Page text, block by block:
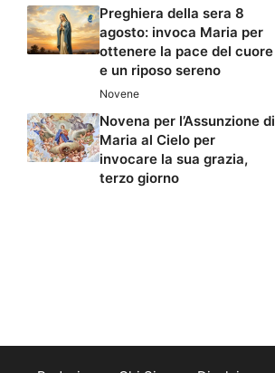
Preghiera della sera 8
agosto: invoca Maria per
ottenere la pace del cuore
e un riposo sereno
Novene
Novena per l’Assunzione di
Maria al Cielo per
invocare la sua grazia,
terzo giorno